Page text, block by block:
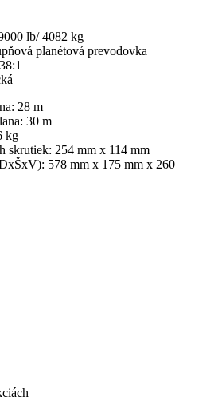
lb/ 4082 kg
planétová prevodovka
28 m
30 m
kg
skrutiek: 254 mm x 114 mm
578 mm x 175 mm x 260